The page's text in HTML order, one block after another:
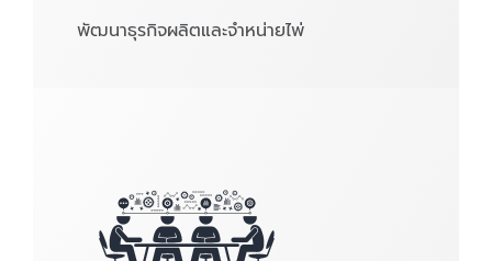
พัฒนาธุรกิจผลิตและจำหน่ายไพ่